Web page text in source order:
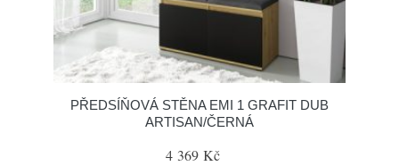
PŘEDSÍŇOVÁ STĚNA EMI 1 GRAFIT DUB
ARTISAN/ČERNÁ
4 369 Kč